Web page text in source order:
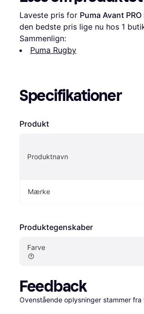
Laveste pris for Puma Avant
den bedste pris lige nu hos 1
Sammenlign:
Puma Rugby
Specifikationer
Produkt
Produktnavn
Mærke
Produktegenskaber
Farve
Feedback
Ovenstående oplysninger stammer